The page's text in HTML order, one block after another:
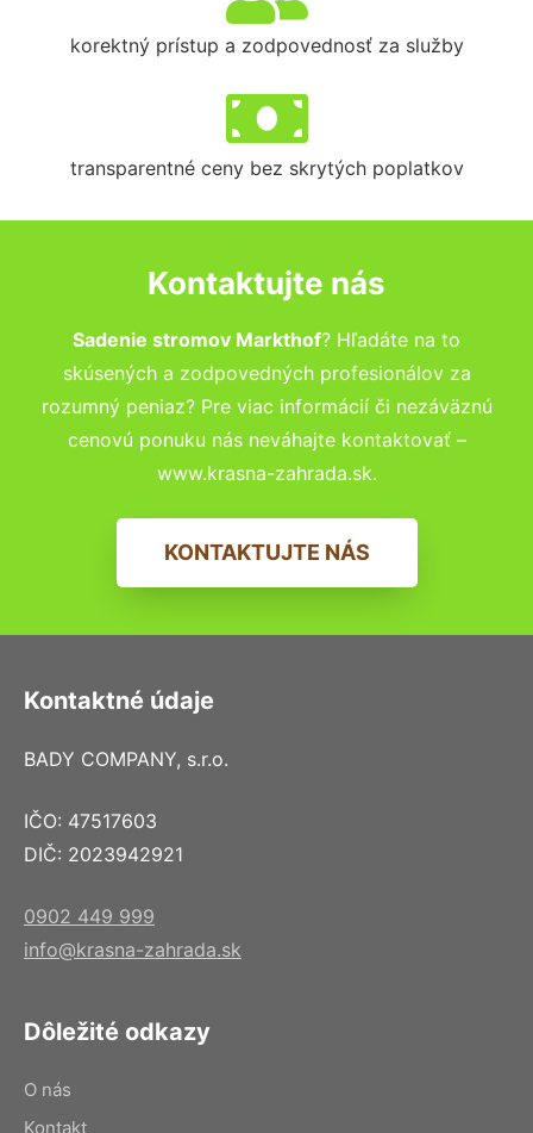
korektný prístup a zodpovednosť za služby
transparentné ceny bez skrytých poplatkov
Kontaktujte nás
Sadenie stromov Markthof? Hľadáte na to
skúsených a zodpovedných profesionálov za
rozumný peniaz? Pre viac informácií či nezáväznú
cenovú ponuku nás neváhajte kontaktovať –
www.krasna-zahrada.sk.
KONTAKTUJTE NÁS
Kontaktné údaje
BADY COMPANY, s.r.o.
IČO: 47517603
DIČ: 2023942921
0902 449 999
info@krasna-zahrada.sk
Dôležité odkazy
O nás
Kontakt